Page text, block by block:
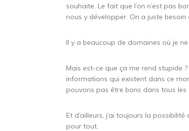
souhaite. Le fait que l’on n’est pas
nous y développer. On a juste
Il y a beaucoup de domaines où je
Mais est-ce que ça me rend stupide
informations qui existent dans ce
pouvons pas être bons dans tous les
Et d’ailleurs, j’ai toujours la
pour tout.